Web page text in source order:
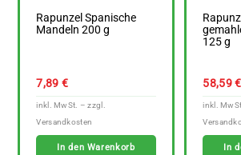
Rapunzel Spanische
Mandeln 200 g
7,89 €
In den Warenkorb
125 g
58,59€
In